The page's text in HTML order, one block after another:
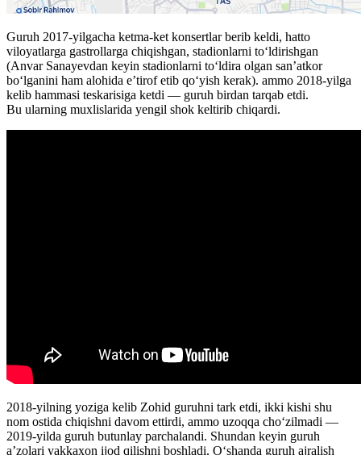
Guruh 2017-yilgacha ketma-ket konsertlar berib keldi, hatto
viloyatlarga gastrollarga chiqishgan, stadionlarni toʻldirishgan
(Anvar Sanayevdan keyin stadionlarni toʻldira olgan san’atkor
boʻlganini ham alohida e’tirof etib qoʻyish kerak). ammo 2018-yilga
kelib hammasi teskarisiga ketdi — guruh birdan tarqab etdi.
Bu ularning muxlislarida yengil shok keltirib chiqardi.
2018-yilning yoziga kelib Zohid guruhni tark etdi, ikki kishi shu
nom ostida chiqishni davom ettirdi, ammo uzoqqa choʻzilmadi —
2019-yilda guruh butunlay parchalandi. Shundan keyin guruh
a’zolari yakkaxon ijod qilishni boshladi. Oʻshanda guruh ajralish